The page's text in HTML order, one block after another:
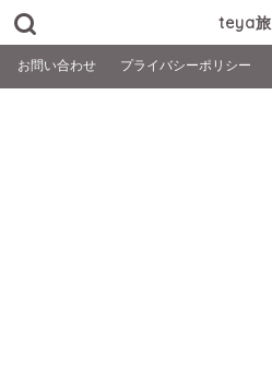
teya旅
お問い合わせ プライバシーポリシー